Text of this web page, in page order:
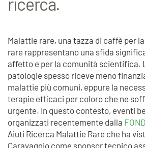
Malattie rare, una tazza di caffè per
rare rappresentano una sfida
affetto e per la comunità scientifica.
patologie spesso riceve meno
malattie più comuni, eppure la
terapie efficaci per coloro che ne
urgente. In questo contesto, eventi
organizzati recentemente dalla
Aiuti Ricerca Malattie Rare che ha
Caravaggio come sponsor tecnico